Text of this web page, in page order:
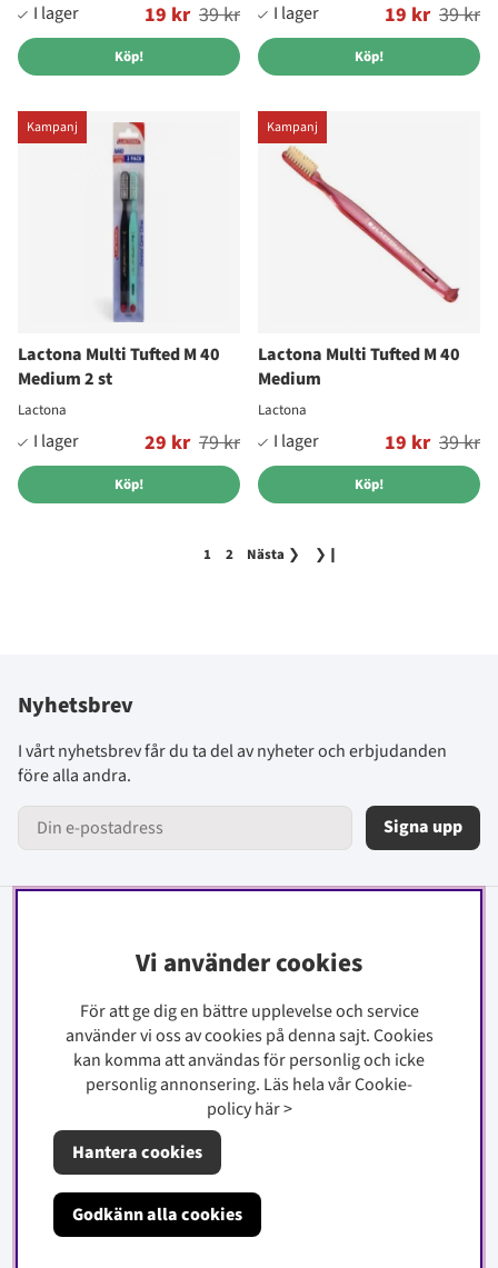
19 kr
Ordinarie pris: 39 kr
Köp!
19 kr
Ordinarie pris: 39 kr
Köp!
Kampanj
Lactona Multi Tufted M 40
Medium 2 st
Lactona
29 kr
Ordinarie pris: 79 kr
Köp!
Kampanj
Lactona Multi Tufted M 40
Medium
Lactona
19 kr
Ordinarie pris: 39 kr
Köp!
1 2 Nästa ❯ ❯❙
Nyhetsbrev
I vårt nyhetsbrev får du ta del av nyheter och erbjudanden
före alla andra.
Signa upp
Integritetspolicy
Cookiepolicy
Om oss
Vi använder cookies
För att ge dig en bättre upplevelse och service
använder vi oss av cookies på denna sajt.Cookies
kan komma att användas för personlig och icke
personlig annonsering. Läs hela vår Cookie-
policyhär>
Hantera cookies
Godkänn alla cookies